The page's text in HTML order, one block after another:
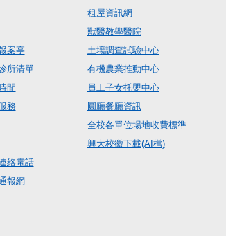
案亭
所清單
間
務
絡電話
報網
租屋資訊網
獸醫教學醫院
土壤調查試驗中心
有機農業推動中心
員工子女托嬰中心
圓廳餐廳資訊
全校各單位場地收費標準
興大校徽下載(AI檔)